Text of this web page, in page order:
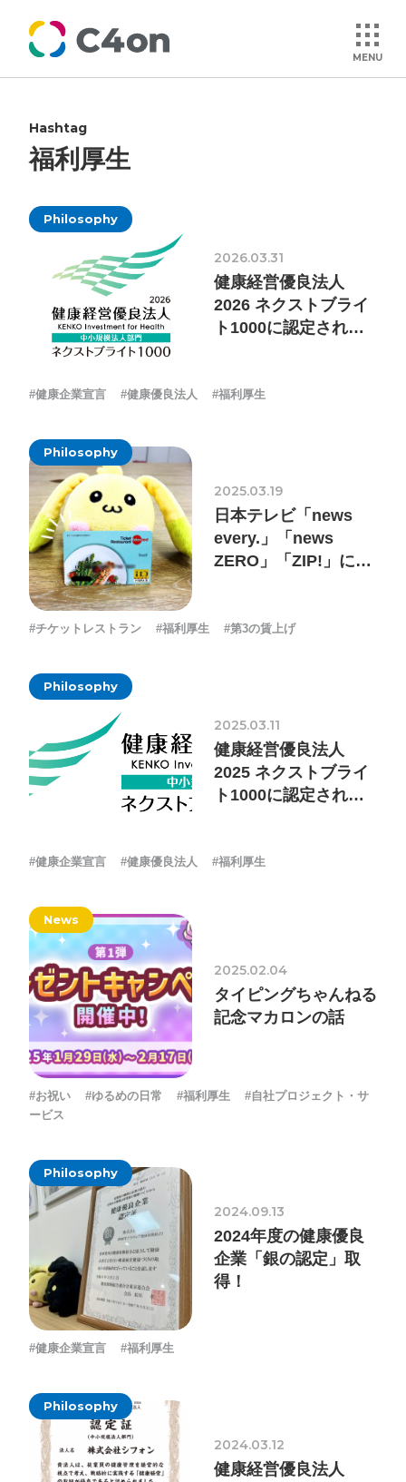
MENU
トップページ
事業紹介
文化
お問い合わせ
お知らせ
# TAGs ハッシュタグ
#22卒 #23卒 #24卒
#あいさつ #アンケート #お知らせ #お祝い
ムドライブ就活ちゃんねる #ゲーム会社 #ゲーム開発 #
#シフォンの想い #シフォンめし #シフ
ストラン #デザイナー #プランナー #プログラマー
実績 #事業紹介 #仕事紹介
日 #会社行事 #会社説明会
言 #健康優良法人 #入社式 #内定 #制作進行・ゲーム
PM #制作進行・進行管理・ゲームPM #勉強会 #受託
受託事業 #完全に理解した
末年始 #採用 #採用向け
#看板
サービス #行事 #選考 #面接
VIEW MORE
株式会社シフォン
〒101-0047
東京都千代田区内神田2-12-5 内山ビル 3F
GoogleMaps
プライバシーポリシー
ソーシャルメディアガイドライン
Hashtag
福利厚生
Philosophy
2026.03.31
健康経営優良法人
2026 ネクストブライ
ト1000に認定されま
#健康企業宣言 #健康優良法人 #福利厚生
Philosophy
2025.03.19
日本テレビ「news
every.」「news
ZERO」「ZIP!」にて
#チケットレストラン #福利厚生 #第3の賃上げ
Philosophy
2025.03.11
健康経営優良法人
2025 ネクストブライ
ト1000に認定されま
#健康企業宣言 #健康優良法人 #福利厚生
News
2025.02.04
タイピングちゃんねる
記念マカロンの話
#お祝い #ゆるめの日常 #福利厚生
#自社プロジェクト・サ
ービス
Philosophy
2024.09.13
2024年度の健康優良
企業「銀の認定」取
得！
#健康企業宣言 #福利厚生
Philosophy
2024.03.12
健康経営優良法人